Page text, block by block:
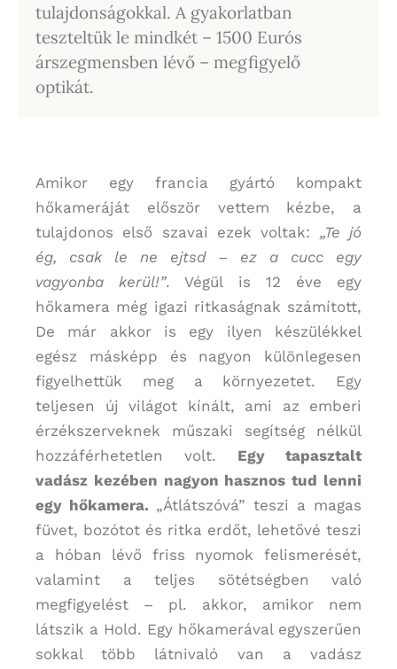
tulajdonságokkal. A gyakorlatban
teszteltük le mindkét – 1500 Eurós
árszegmensben lévő – megfigyelő
optikát.
Amikor egy francia gyártó kompakt
hőkameráját először vettem kézbe, a
tulajdonos első szavai ezek voltak: „Te jó
ég, csak le ne ejtsd – ez a cucc egy
vagyonba kerül!”. Végül is 12 éve egy
hőkamera még igazi ritkaságnak számított,
De már akkor is egy ilyen készülékkel
egész másképp és nagyon különlegesen
figyelhettük meg a környezetet. Egy
teljesen új világot kínált, ami az emberi
érzékszerveknek műszaki segítség nélkül
hozzáférhetetlen volt. Egy tapasztalt
vadász kezében nagyon hasznos tud lenni
egy hőkamera. „Átlátszóvá” teszi a magas
füvet, bozótot és ritka erdőt, lehetővé teszi
a hóban lévő friss nyomok felismerését,
valamint a teljes sötétségben való
megfigyelést – pl. akkor, amikor nem
látszik a Hold. Egy hőkamerával egyszerűen
sokkal több látnivaló van a vadász